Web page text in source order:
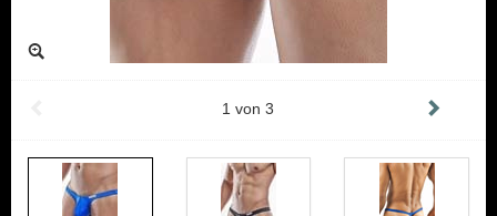
1 von3